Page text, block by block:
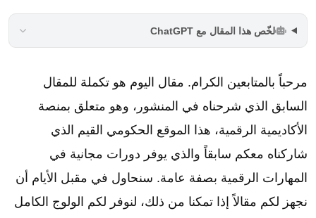
لخّص هذا المقال مع ChatGPT
مرحباً بالمتابعين الكرام. مقال اليوم هو تكملة للمقال
السابق الذي شرحناه في المنشور، وهو متعلق بمنصة
الأكاديمية الرقمية، هذا الموقع الحكومي القيم الذي
شاركناه معكم سابقاً والذي يوفر دورات مجانية في
المهارات الرقمية بصفة عامة. سنحاول في مقبل الأيام أن
نجهز لكم مقالاً إذا تمكنا من ذلك، لنوفر لكم الولوج الكامل